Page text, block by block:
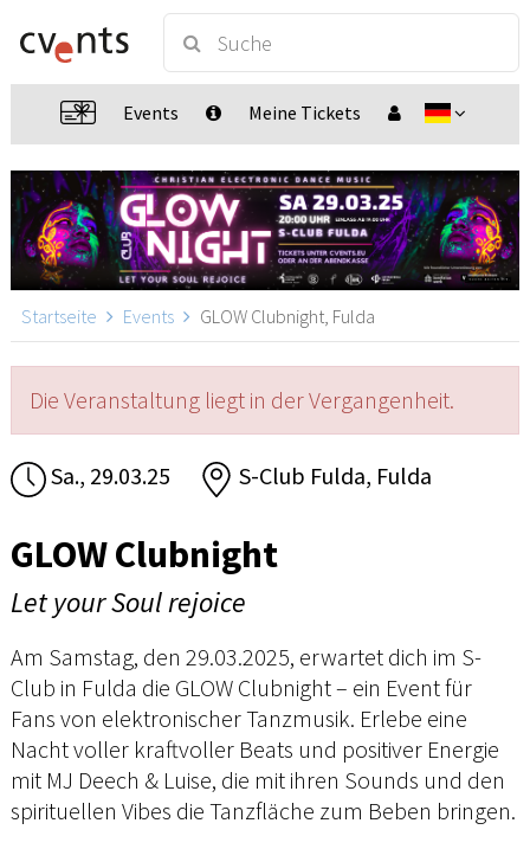
Events Meine Tickets
Startseite Events GLOW Clubnight, Fulda
Die Veranstaltung liegt in der Vergangenheit.
Sa., 29.03.25 S-Club Fulda, Fulda
GLOW Clubnight
Let your Soul rejoice
Am Samstag, den 29.03.2025, erwartet dich im S-
Club in Fulda die GLOW Clubnight – ein Event für
Fans von elektronischer Tanzmusik. Erlebe eine
Nacht voller kraftvoller Beats und positiver Energie
mit MJ Deech & Luise, die mit ihren Sounds und den
spirituellen Vibes die Tanzfläche zum Beben bringen.